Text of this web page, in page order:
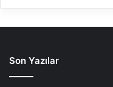
Son Yazılar